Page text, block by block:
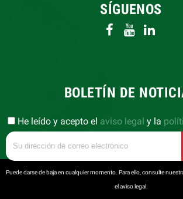
SÍGUENOS
BOLETÍN DE
He leído y acepto el aviso legal y la
Puede darse de baja en cualquier momento. Para ello, consulte
el aviso legal.